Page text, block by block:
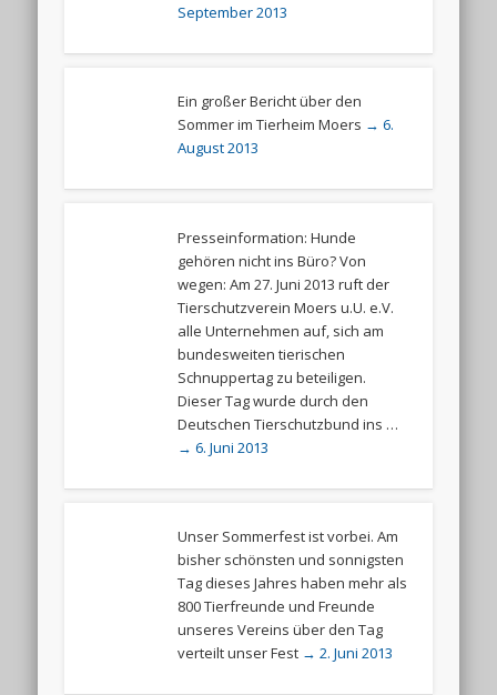
September 2013
Ein großer Bericht über den
Sommer im Tierheim Moers → 6.
August 2013
Presseinformation: Hunde
gehören nicht ins Büro? Von
wegen: Am 27. Juni 2013 ruft der
Tierschutzverein Moers u.U. e.V.
alle Unternehmen auf, sich am
bundesweiten tierischen
Schnuppertag zu beteiligen.
Dieser Tag wurde durch den
Deutschen Tierschutzbund ins …
→ 6. Juni 2013
Unser Sommerfest ist vorbei. Am
bisher schönsten und sonnigsten
Tag dieses Jahres haben mehr als
800 Tierfreunde und Freunde
unseres Vereins über den Tag
verteilt unser Fest → 2. Juni 2013